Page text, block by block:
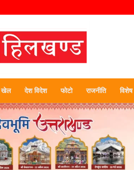
हिलखण्ड
खेल देश विदेश फोटो राजनीति विशेष